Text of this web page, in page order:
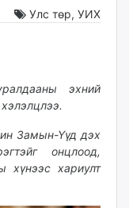
Улс төр, УИХ
эхний
Замын-Үүд дэх
онцлоод,
хүнээс хариулт